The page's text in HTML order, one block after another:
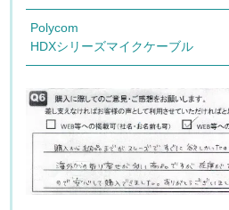
Polycom
HDXシリーズマイクケーブル